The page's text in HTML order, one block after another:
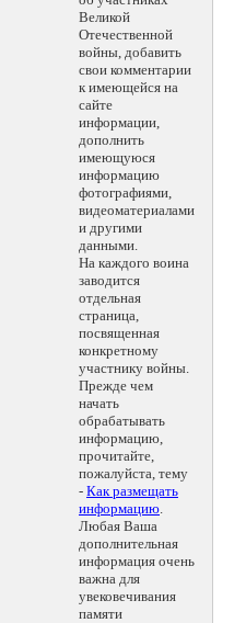
Великой
Отечественной
войны, добавить
свои комментарии
к имеющейся на
сайте
информации,
дополнить
имеющуюся
информацию
фотографиями,
видеоматериалами
и другими
данными.
На каждого воина
заводится
отдельная
страница,
посвященная
конкретному
участнику войны.
Прежде чем
начать
обрабатывать
информацию,
прочитайте,
пожалуйста, тему
- Как размещать
информацию.
Любая Ваша
дополнительная
информация очень
важна для
увековечивания
памяти